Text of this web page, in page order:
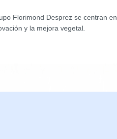
Florimond Desprez se centran en
y la mejora vegetal.